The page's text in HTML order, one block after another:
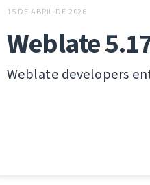
15 DE ABRIL DE 2026
Weblate
Weblate developers